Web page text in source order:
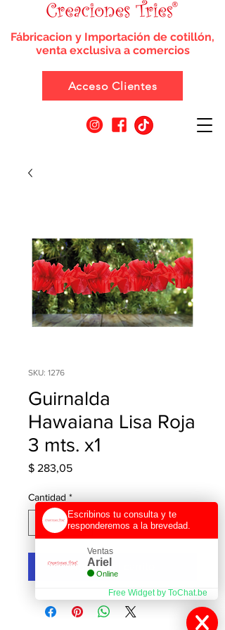
Fábricacion y Importación de cotillón,
venta exclusiva a comercios
Acceso Clientes
SKU: 1276
Guirnalda
Hawaiana Lisa Roja
3 mts. x1
$ 283,05Precio
Cantidad *
Agregar al carrito
Escribinos tu consulta y te
responderemos a la brevedad.
Ventas
Ariel
Online
Free Widget by ToChat.be